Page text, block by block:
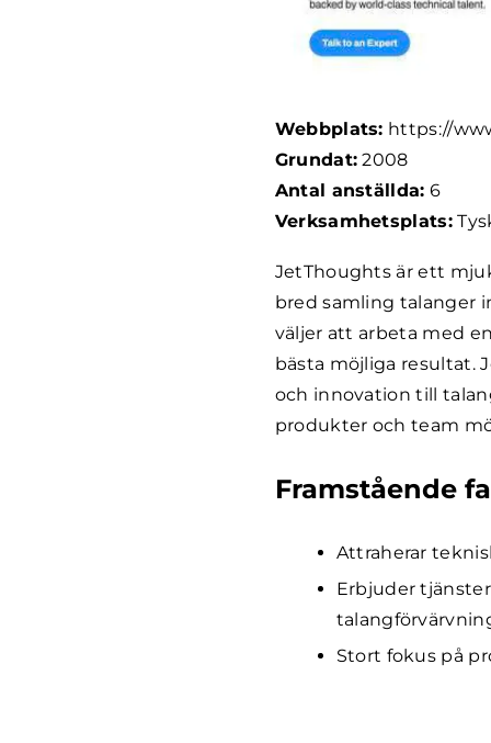
Webbplats: https://
Grundat: 2008
Antal anställda: 6
Verksamhetsplats:
JetThoughts är ett
bred samling talanger
väljer att arbeta med
bästa möjliga resultat.
och innovation till
produkter och team
Framstående
Attraherar
Erbjuder
Stort fokus på